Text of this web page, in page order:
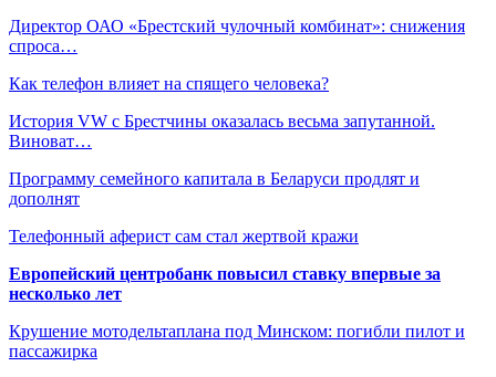
Директор ОАО «Брестский чулочный комбинат»: снижения
спроса…
Как телефон влияет на спящего человека?
История VW с Брестчины оказалась весьма запутанной.
Виноват…
Программу семейного капитала в Беларуси продлят и
дополнят
Телефонный аферист сам стал жертвой кражи
Европейский центробанк повысил ставку впервые за
несколько лет
Крушение мотодельтаплана под Минском: погибли пилот и
пассажирка